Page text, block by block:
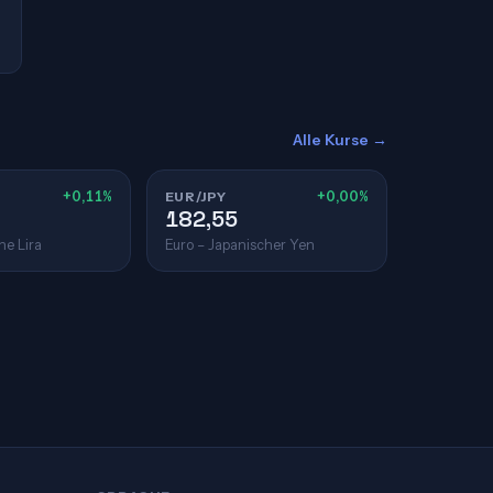
Alle Kurse →
+0,11%
Lira
EUR/JPY +0,00%
182,55
Euro – Japanischer Yen